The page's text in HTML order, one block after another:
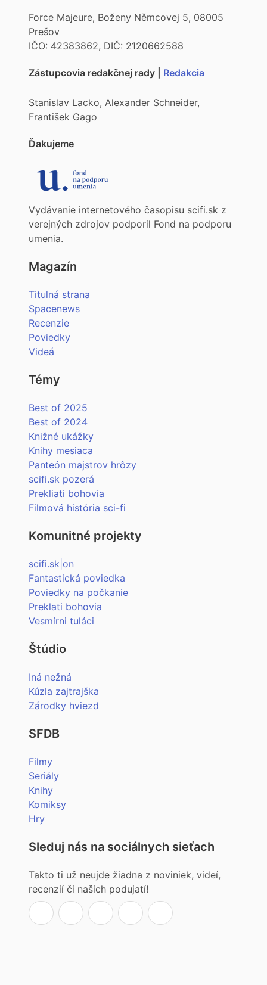
Force Majeure, Boženy Němcovej 5, 08005
Prešov
IČO: 42383862, DIČ: 2120662588
Zástupcovia redakčnej rady | Redakcia
Stanislav Lacko, Alexander Schneider,
František Gago
Ďakujeme
Vydávanie internetového časopisu scifi.sk z
verejných zdrojov podporil Fond na podporu
umenia.
Magazín
Titulná strana
Spacenews
Recenzie
Poviedky
Videá
Témy
Best of 2025
Best of 2024
Knižné ukážky
Knihy mesiaca
Panteón majstrov hrôzy
scifi.sk pozerá
Prekliati bohovia
Filmová história sci-fi
Komunitné projekty
scifi.sk|on
Fantastická poviedka
Poviedky na počkanie
Preklati bohovia
Vesmírni tuláci
Štúdio
Iná nežná
Kúzla zajtrajška
Zárodky hviezd
SFDB
Filmy
Seriály
Knihy
Komiksy
Hry
Sleduj nás na sociálnych sieťach
Takto ti už neujde žiadna z noviniek, videí,
recenzií či našich podujatí!